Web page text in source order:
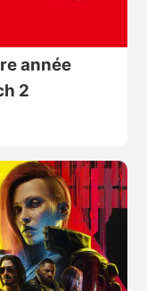
année
2